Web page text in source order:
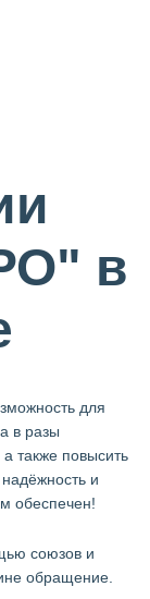
в
для
в разы
а также повысить
и
обеспечен!
союзов и
обращение.